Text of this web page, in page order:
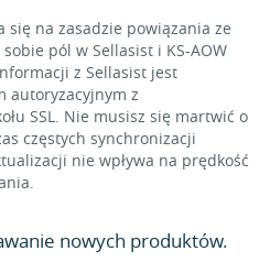
się na zasadzie powiązania ze
pól w Sellasist i KS-AOW
z Sellasist jest
autoryzacyjnym z
SSL. Nie musisz się martwić o
częstych synchronizacji
nie wpływa na prędkość
nowych produktów.